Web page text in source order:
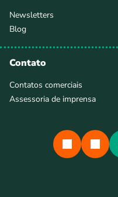
Newsletters
Blog
Contato
Contatos comerciais
Assessoria de imprensa